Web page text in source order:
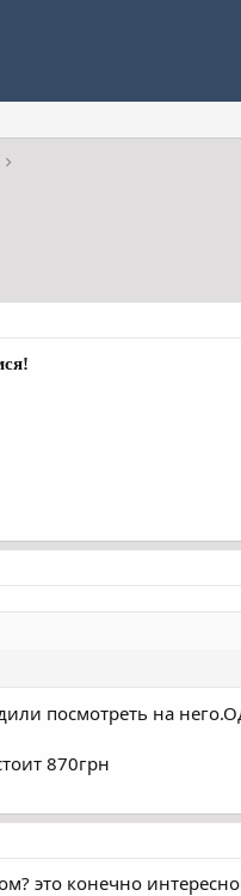
посмотреть на
870грн
это конечно